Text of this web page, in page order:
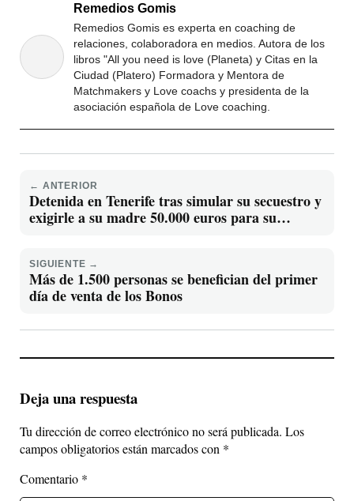
Remedios Gomis
Remedios Gomis es experta en coaching de
relaciones, colaboradora en medios. Autora de los
libros "All you need is love (Planeta) y Citas en la
Ciudad (Platero) Formadora y Mentora de
Matchmakers y Love coachs y presidenta de la
asociación española de Love coaching.
← ANTERIOR
Detenida en Tenerife tras simular su secuestro y
exigirle a su madre 50.000 euros para su
SIGUIENTE →
Más de 1.500 personas se benefician del primer
día de venta de los Bonos
Deja una respuesta
Tu dirección de correo electrónico no será publicada. Los
campos obligatorios están marcados con *
Comentario *